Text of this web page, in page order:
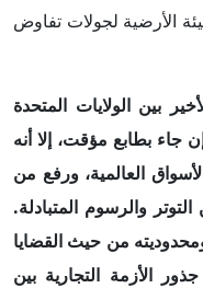
الأرضية لجولات تفاوض
بين الولايات المتحدة
جاء بطابع مؤقت، إلا أنه
العالمية، ورفع من
والرسوم المتبادلة.
من حيث القضايا
الأزمة التجارية بين